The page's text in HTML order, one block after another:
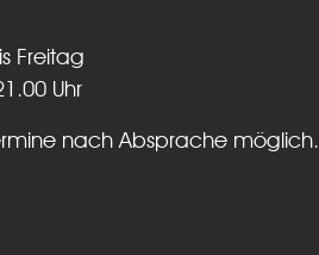
Freitag
Uhr
nach Absprache möglich.